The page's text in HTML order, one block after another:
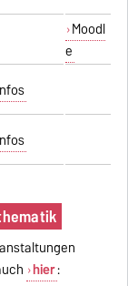
Moodl
e
hier: